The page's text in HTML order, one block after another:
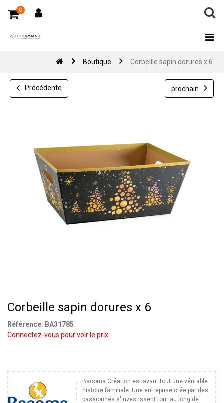
0
Boutique Corbeille sapin dorures x 6
Précédente prochain
Corbeille sapin dorures x 6
Référence: BA31785
Connectez-vous pour voir le prix
Bacoma Création est avant tout une véritable
histoire familiale. Une entreprise crée par des
passionnés s'investissent tout au long de